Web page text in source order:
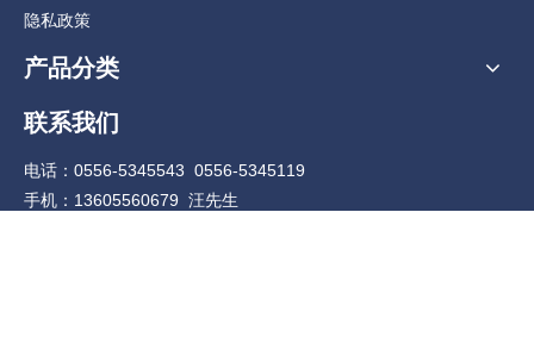
隐私政策
产品分类
联系我们
电话：0556-5345543 0556-5345119
手机：13605560679 汪先生